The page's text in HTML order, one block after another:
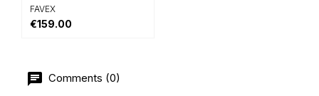
FAVEX
€159.00
Comments (0)